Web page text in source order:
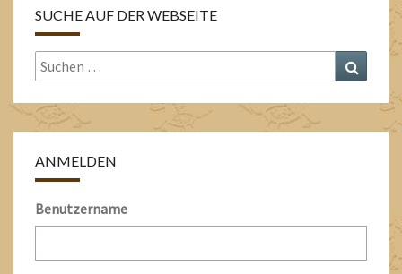
SUCHE AUF DER WEBSEITE
Suche
nach:
ANMELDEN
Benutzername